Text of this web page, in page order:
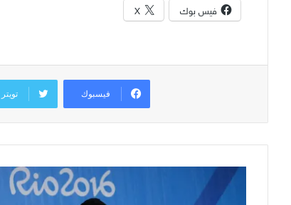
فيس بوك X
فيسبوك تويتر